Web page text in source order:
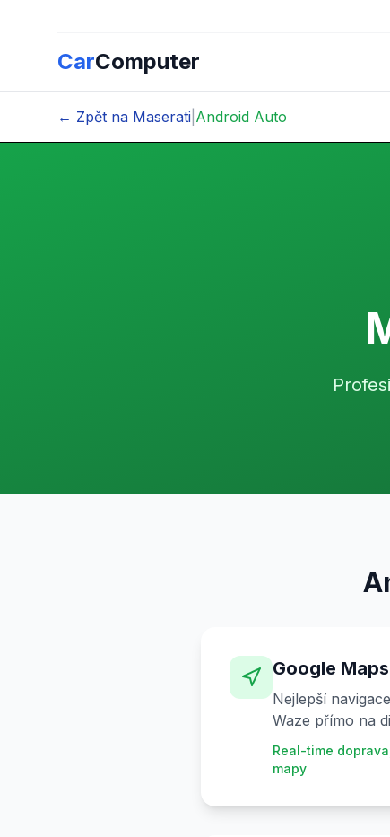
CarComputer
← Zpět na Maserati Android Auto
Google
Nejlepší
Waze přímo na
Real-time
mapy